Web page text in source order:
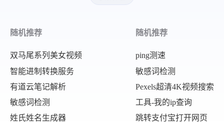
随机推荐
双马尾系列美女视频
智能进制转换服务
有道云笔记解析
敏感词检测
姓氏姓名生成器
随机推荐
ping测速
敏感词检测
Pexels超清4K视频搜索
工具-我的ip查询
跳转支付宝打开网页